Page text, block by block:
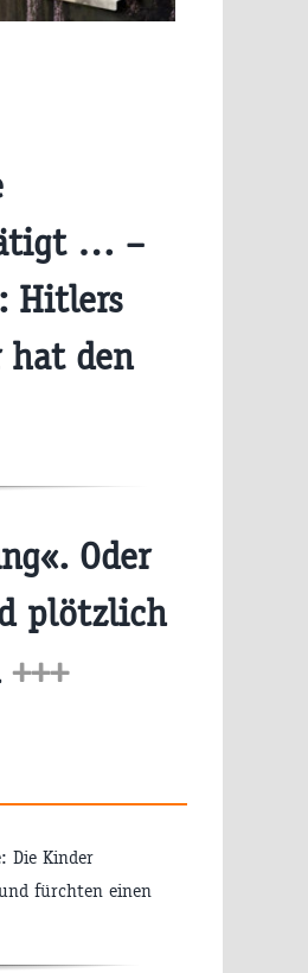
… –
Hitlers
hat den
Oder
plötzlich
+++
Die Kinder
fürchten einen